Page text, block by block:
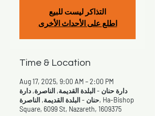
التذاكر ليست للبيع
اطلع على الأحداث الأخرى
Time & Location
Aug 17, 2025, 9:00 AM – 2:00 PM
دارة حنان - البلدة القديمة, الناصرة, دارة
حنان - البلدة القديمة, الناصرة, Ha-Bishop
Square, 6099 St, Nazareth, 1609375